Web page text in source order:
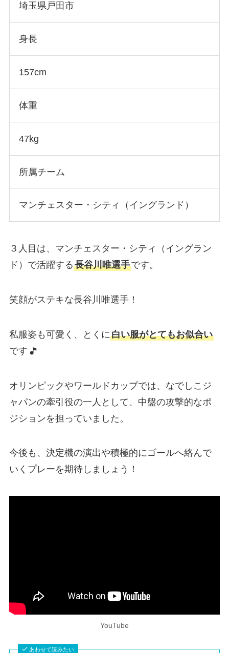
埼玉県戸田市
身長
157cm
体重
47kg
所属チーム
マンチェスター・シティ（イングランド）
３人目は、マンチェスター・シティ（イングラン
ド）で活躍する長谷川唯選手です。
笑顔がステキな長谷川唯選手！
私服姿も可愛く、とくに白い服がとてもお似合い
です
オリンピックやワールドカップでは、なでしこジ
ャパンの牽引役の一人として、中盤の攻撃的なポ
ジションを担っていました。
今後も、決定機の演出や積極的にゴールへ絡んで
いくプレーを期待しましょう！
YouTube
あわせて読みたい